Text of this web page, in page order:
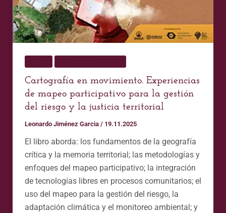
Cartografía en movimiento. Experiencias
de mapeo participativo para la gestión
del riesgo y la justicia territorial
Leonardo Jiménez Garcia / 19.11.2025
El libro aborda: los fundamentos de la geografía
crítica y la memoria territorial; las metodologías y
enfoques del mapeo participativo; la integración
de tecnologías libres en procesos comunitarios; el
uso del mapeo para la gestión del riesgo, la
adaptación climática y el monitoreo ambiental; y
gestión
del
riesgo
y
la
justicia
territorial